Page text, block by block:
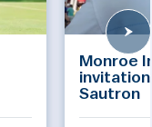
Monroe
invitation
Sautron